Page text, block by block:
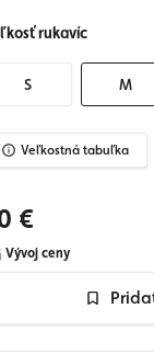
rukavíc
S M
Veľkostná tabuľka
€
Vývoj ceny